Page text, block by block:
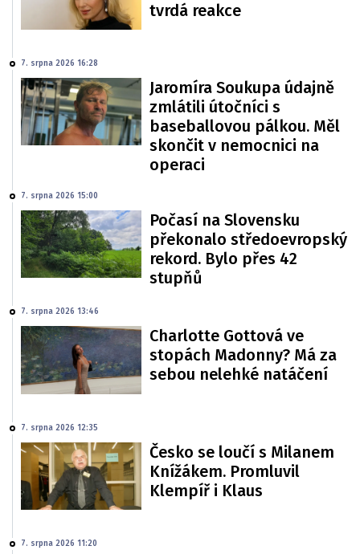
tvrdá reakce
7. srpna 2026 16:28
Jaromíra Soukupa údajně
zmlátili útočníci s
baseballovou pálkou. Měl
skončit v nemocnici na
operaci
7. srpna 2026 15:00
Počasí na Slovensku
překonalo středoevropský
rekord. Bylo přes 42
stupňů
7. srpna 2026 13:46
Charlotte Gottová ve
stopách Madonny? Má za
sebou nelehké natáčení
7. srpna 2026 12:35
Česko se loučí s Milanem
Knížákem. Promluvil
Klempíř i Klaus
7. srpna 2026 11:20